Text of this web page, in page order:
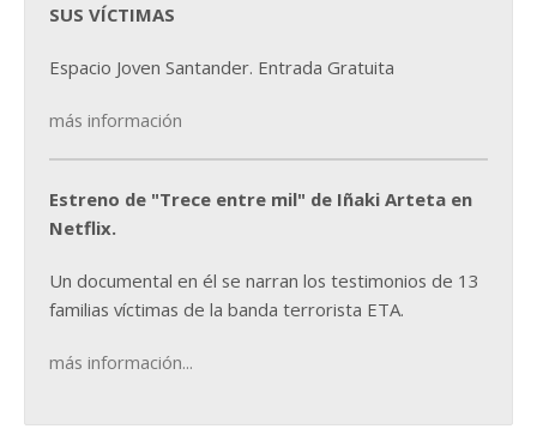
SUS VÍCTIMAS
Espacio Joven Santander. Entrada Gratuita
más información
Estreno de "Trece entre mil" de Iñaki Arteta en
Netflix.
Un documental en él se narran los testimonios de 13
familias víctimas de la banda terrorista ETA.
más información...